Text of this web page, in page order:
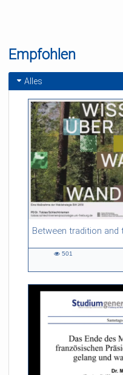
Empfohlen
Alles
54:13 duration
501